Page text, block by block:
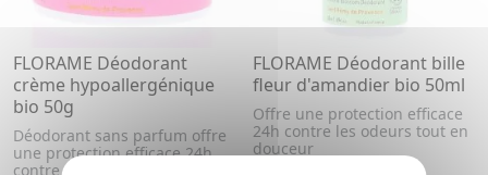
FLORAME Déodorant
crème hypoallergénique
bio 50g
Déodorant sans parfum offre
une protection efficace 24h
contre les odeurs
FLORAME Déodorant bille
fleur d'amandier bio 50ml
Offre une protection efficace
24h contre les odeurs tout en
douceur